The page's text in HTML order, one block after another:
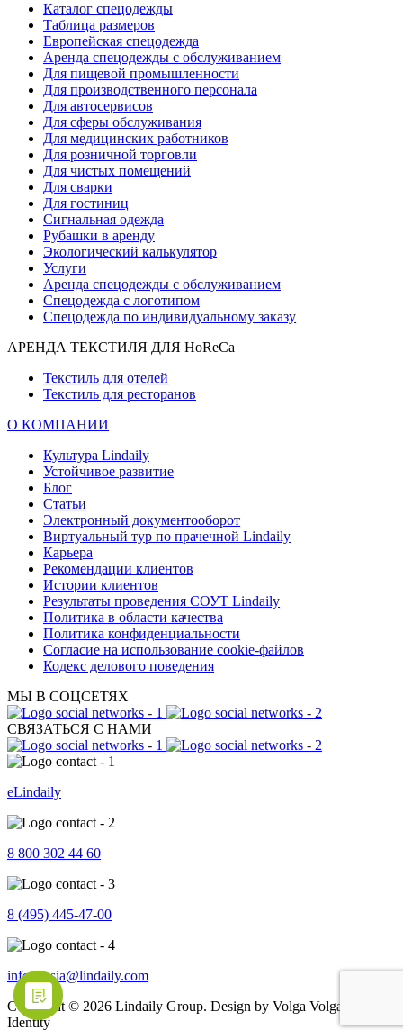
Каталог спецодежды
Таблица размеров
Европейская спецодежда
Аренда спецодежды с обслуживанием
Для пищевой промышленности
Для производственного персонала
Для автосервисов
Для сферы обслуживания
Для медицинских работников
Для розничной торговли
Для чистых помещений
Для сварки
Для гостиниц
Сигнальная одежда
Рубашки в аренду
Экологический калькулятор
Услуги
Аренда спецодежды с обслуживанием
Спецодежда с логотипом
Спецодежда по индивидуальному заказу
АРЕНДА ТЕКСТИЛЯ ДЛЯ HoReCa
Текстиль для отелей
Текстиль для ресторанов
О КОМПАНИИ
Культура Lindaily
Устойчивое развитие
Блог
Статьи
Электронный документооборот
Виртуальный тур по прачечной Lindaily
Карьера
Рекомендации клиентов
Истории клиентов
Результаты проведения СОУТ Lindaily
Политика в области качества
Политика конфиденциальности
Согласие на использование cookie-файлов
Кодекс делового поведения
МЫ В СОЦСЕТЯХ
СВЯЗАТЬСЯ С НАМИ
eLindaily
8 800 302 44 60
8 (495) 445-47-00
info.russia@lindaily.com
Copyright © 2026 Lindaily Group. Design by Volga Volga Brand
Identity